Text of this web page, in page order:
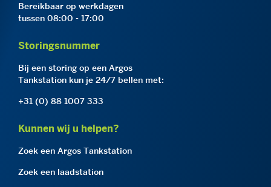
Bereikbaar op werkdagen
tussen 08:00 - 17:00
Storingsnummer
Bij een storing op een Argos
Tankstation kun je 24/7 bellen met:
+31 (0) 88 1007 333
Kunnen wij u helpen?
Zoek een Argos Tankstation
Zoek een laadstation